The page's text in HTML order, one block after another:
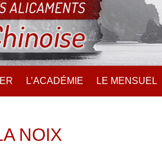
L’ACADÉMIE LE MENSUEL
NOIX